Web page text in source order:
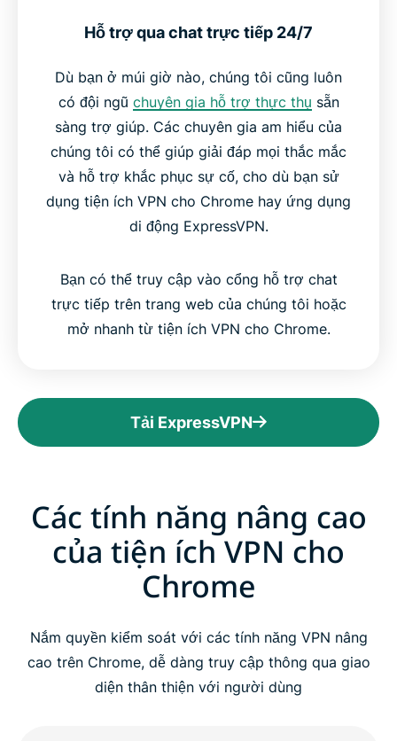
Hỗ trợ qua chat trực tiếp 24/7
Dù bạn ở múi giờ nào, chúng tôi cũng luôn
có đội ngũ chuyên gia hỗ trợ thực thụ sẵn
sàng trợ giúp. Các chuyên gia am hiểu của
chúng tôi có thể giúp giải đáp mọi thắc mắc
và hỗ trợ khắc phục sự cố, cho dù bạn sử
dụng tiện ích VPN cho Chrome hay ứng dụng
di động ExpressVPN.
Bạn có thể truy cập vào cổng hỗ trợ chat
trực tiếp trên trang web của chúng tôi hoặc
mở nhanh từ tiện ích VPN cho Chrome.
Tải ExpressVPN
Các tính năng nâng cao
của tiện ích VPN cho
Chrome
Nắm quyền kiểm soát với các tính năng VPN nâng
cao trên Chrome, dễ dàng truy cập thông qua giao
diện thân thiện với người dùng